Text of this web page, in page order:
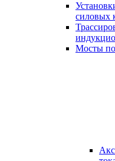
силовых
Мосты